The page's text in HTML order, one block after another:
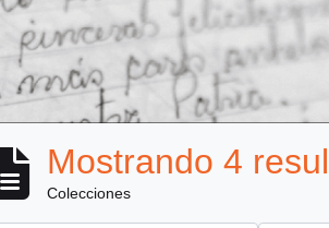
Mostrando 4
Colecciones